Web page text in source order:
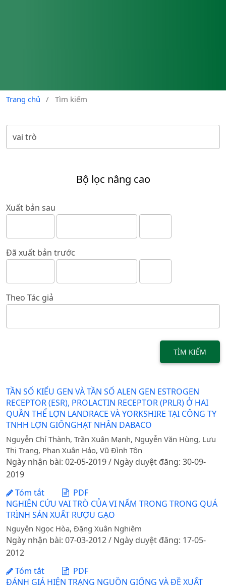
Trang chủ / Tìm kiếm
Bộ lọc nâng cao
Xuất bản sau
Đã xuất bản trước
Theo Tác giả
TÌM KIẾM
TẦN SỐ KIỂU GEN VÀ TẦN SỐ ALEN GEN ESTROGEN
RECEPTOR (ESR), PROLACTIN RECEPTOR (PRLR) Ở HAI
QUẦN THỂ LỢN LANDRACE VÀ YORKSHIRE TẠI CÔNG TY
TNHH LỢN GIỐNGHẠT NHÂN DABACO
Nguyễn Chí Thành, Trần Xuân Mạnh, Nguyễn Văn Hùng, Lưu
Thị Trang, Phan Xuân Hảo, Vũ Đình Tôn
Ngày nhận bài: 02-05-2019 / Ngày duyệt đăng: 30-09-
2019
Tóm tắt
PDF
NGHIÊN CỨU VAI TRÒ CỦA VI NẤM TRONG TRONG QUÁ
TRÌNH SẢN XUẤT RƯỢU GẠO
Nguyễn Ngọc Hòa, Đặng Xuân Nghiêm
Ngày nhận bài: 07-03-2012 / Ngày duyệt đăng: 17-05-
2012
Tóm tắt
PDF
ĐÁNH GIÁ HIỆN TRẠNG NGUỒN GIỐNG VÀ ĐỀ XUẤT